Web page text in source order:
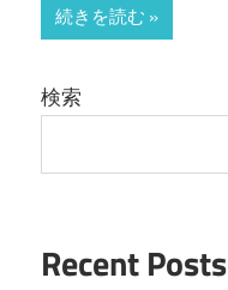
続きを読む
検索
Recent Posts